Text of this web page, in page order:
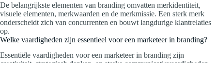
De belangrijkste elementen van branding omvatten merkidentiteit,
visuele elementen, merkwaarden en de merkmissie. Een sterk merk
onderscheidt zich van concurrenten en bouwt langdurige klantrelaties
op.
Welke vaardigheden zijn essentieel voor een marketeer in branding?
Essentiële vaardigheden voor een marketeer in branding zijn